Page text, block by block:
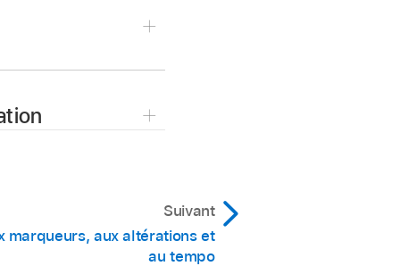
Suivant
marqueurs, aux altérations et
au tempo